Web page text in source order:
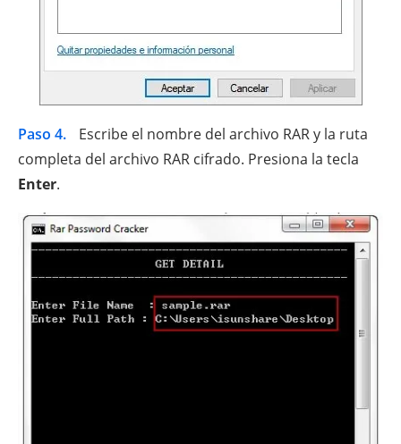
Paso 4.
Escribe el nombre del archivo RAR y la ruta
completa del archivo RAR cifrado. Presiona la tecla
Enter.